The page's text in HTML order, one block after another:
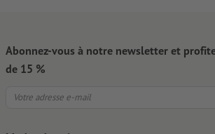
Abonnez-vous à notre newsletter et
de 15 %